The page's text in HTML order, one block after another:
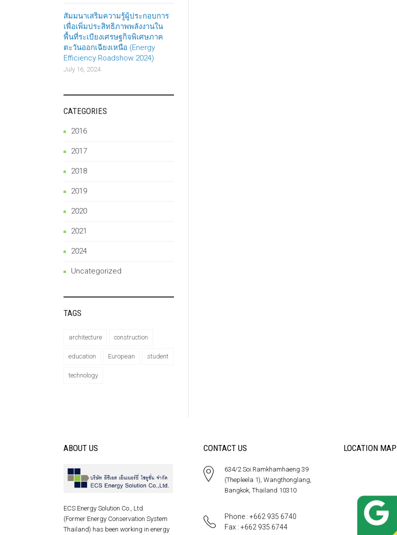
สัมมนาเสริมความรู้ผู้ประกอบการ
เพื่อเพิ่มประสิทธิภาพพลังงานใน
พื้นที่ระเบียงเศรษฐกิจพิเศษภาค
ตะวันออกเฉียงเหนือ (Energy
Efficiency Roadshow 2024)
July 16, 2024
CATEGORIES
2016
2017
2018
2019
2020
2021
2024
Uncategorized
TAGS
architecture construction
education European student
technology
ABOUT US
ECS Energy Solution Co., Ltd.
(Former Energy Conservation System
Thailand) has been working in energy
CONTACT US
634/2 Soi.Ramkhamhaeng 39
(Thepleela 1), Wangthonglang,
Bangkok, Thailand 10310
Phone : +662 935 6740
Fax : +662 935 6744
LOCATION MAP